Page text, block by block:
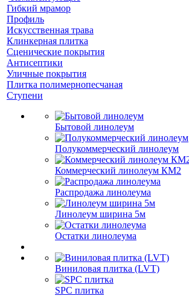
Гибкий мрамор
Профиль
Искусственная трава
Клинкерная плитка
Сценические покрытия
Антисептики
Уличные покрытия
Плитка полимернопесчаная
Ступени
Бытовой линолеум
Полукоммерческий линолеум
Коммерческий линолеум КМ2
Распродажа линолеума
Линолеум ширина 5м
Остатки линолеума
Виниловая плитка (LVT)
SPC плитка